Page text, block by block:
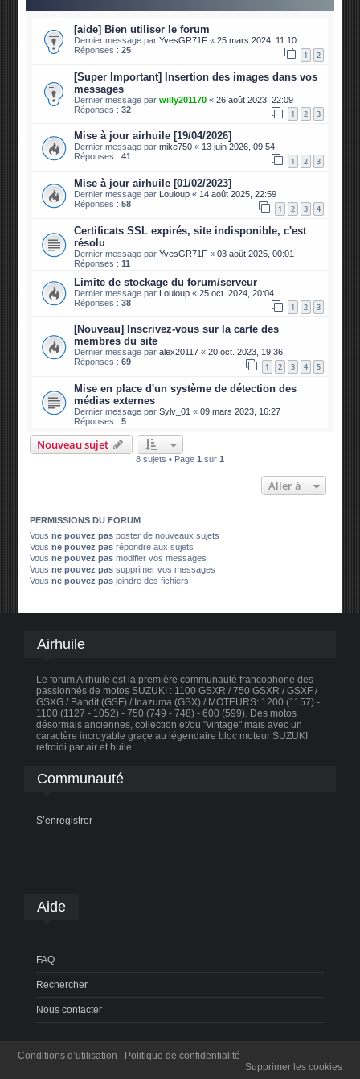
[aide] Bien utiliser le forum
Dernier message parYvesGR71F «25 mars 2024, 11:10
Réponses :25 1 2
[Super Important] Insertion des images dans vos
messages
Dernier message parwilly201170 «26 août 2023, 22:09
Réponses :32 1 2 3
Mise à jour airhuile [19/04/2026]
Dernier message parmike750 « 13 juin 2026, 09:54
Réponses :41 1 2 3
Mise à jour airhuile [01/02/2023]
Dernier message par Louloup « 14 août 2025, 22:59
Réponses :58 1 2 3 4
Certificats SSL expirés, site indisponible, c'est
résolu
Dernier message parYvesGR71F «03 août 2025, 00:01
Réponses :11
Limite de stockage du forum/serveur
Dernier message par Louloup «25 oct. 2024, 20:04
Réponses :38 1 2 3
[Nouveau] Inscrivez-vous sur la carte des
membres du site
Dernier message paralex20117 «20 oct. 2023, 19:36
Réponses :69 1 2 3 4 5
Mise en place d'un système de détection des
médias externes
Dernier message parSylv_01 «09 mars 2023, 16:27
Réponses :5
Nouveau sujet
8 sujets • Page 1 sur 1
Aller à
PERMISSIONS DU FORUM
Vousne pouvez pas poster de nouveaux sujets
Vousne pouvez pas répondre aux sujets
Vousne pouvez pas modifier vos messages
Vousne pouvez pas supprimer vos messages
Vousne pouvez pas joindre des fichiers
Airhuile
Le forum Airhuile est la première communauté francophone des
passionnés de motos SUZUKI : 1100 GSXR / 750 GSXR / GSXF /
GSXG / Bandit (GSF) / Inazuma (GSX) / MOTEURS: 1200 (1157) -
1100 (1127 - 1052) - 750 (749 - 748) - 600 (599). Des motos
désormais anciennes, collection et/ou "vintage" mais avec un
caractère incroyable graçe au légendaire bloc moteur SUZUKI
refroidi par air et huile.
Communauté
S’enregistrer
Aide
FAQ
Rechercher
Nous contacter
Conditions d’utilisation | Politique de confidentialité
Supprimer les cookies